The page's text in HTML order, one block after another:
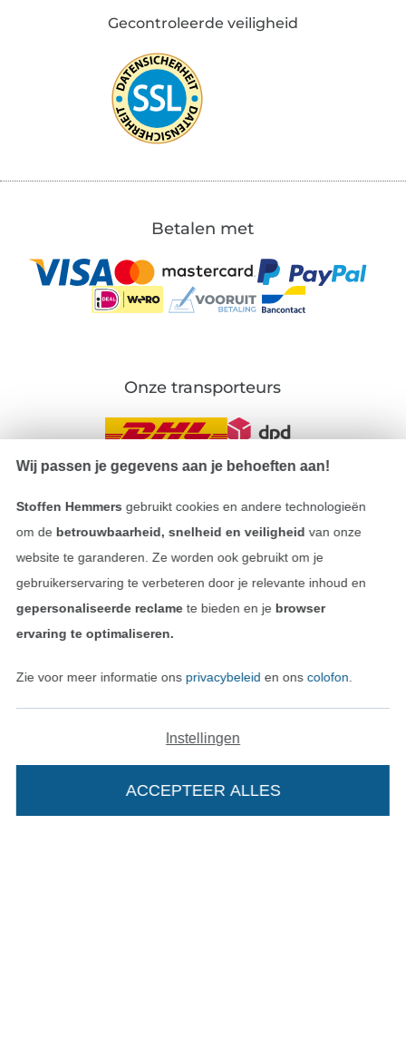
Gecontroleerde veiligheid
Betalen met
Onze transporteurs
Colofon
Algemene voorwaarden
Recht op retournering
Wissel naar de Duitse shop
Wij passen je gegevens aan je behoeften aan!
Stoffen Hemmers gebruikt cookies en andere technologieën
om de betrouwbaarheid, snelheid en veiligheid van onze
website te garanderen. Ze worden ook gebruikt om je
gebruikerservaring te verbeteren door je relevante inhoud en
gepersonaliseerde reclamete bieden en je browser
ervaring te optimaliseren.
Zie voor meer informatie ons privacybeleid en ons colofon
Instellingen
ACCEPTEER ALLES